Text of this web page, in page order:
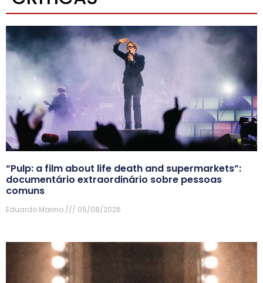
“Pulp: a film about life death and supermarkets”:
documentário extraordinário sobre pessoas
comuns
Eduardo Marino 05/08/2026